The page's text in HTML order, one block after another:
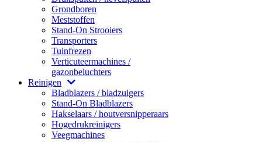
Grondboren
Meststoffen
Stand-On Strooiers
Transporters
Tuinfrezen
Verticuteermachines /
gazonbeluchters
Reinigen
Bladblazers / bladzuigers
Stand-On Bladblazers
Hakselaars / houtversnipperaars
Hogedrukreinigers
Veegmachines